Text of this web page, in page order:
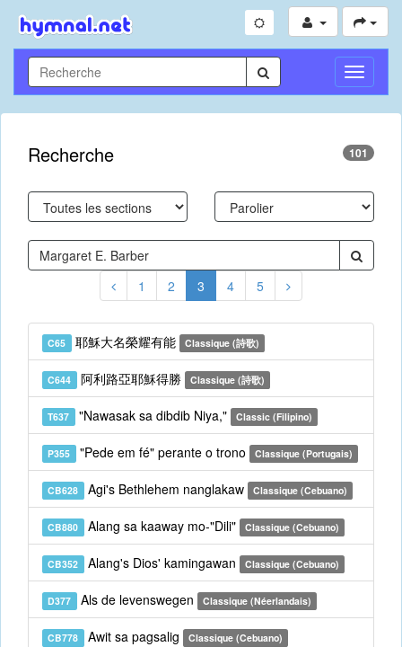
Toggle
Recherche 101
1 2 3 4 5
C65 耶穌大名榮耀有能 Classique (詩歌)
C644 阿利路亞耶穌得勝 Classique (詩歌)
T637 "Nawasak sa dibdib Niya," Classic (Filipino)
P355 "Pede em fé" perante o trono Classique (Portugais)
CB628 Agi's Bethlehem nanglakaw Classique (Cebuano)
CB880 Alang sa kaaway mo-"Dili" Classique (Cebuano)
CB352 Alang's Dios' kamingawan Classique (Cebuano)
D377 Als de levenswegen Classique (Néerlandais)
CB778 Awit sa pagsalig Classique (Cebuano)